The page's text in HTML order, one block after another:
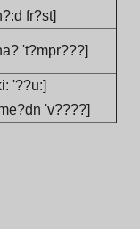
fr?st]
't?mpr???]
'??u:]
'v????]